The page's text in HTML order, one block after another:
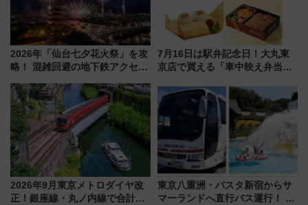
2026年「仙台七夕花火祭」を攻
略！ 混雑回避の地下鉄アクセス
火前に楽しむ仙台観光ルートま
で解説！
7月16日は駅弁記念日！大丸東
京店で買える「車中映え弁当」
2026年9月東京メトロダイヤ改
正！銀座線・丸ノ内線で合計
東京八重洲・バスタ新宿からサ
マーランドへ直行バス運行！ お